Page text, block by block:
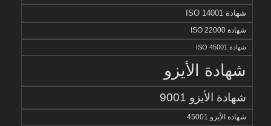
شهادة ISO 14001
شهادة ISO 22000
شهادة ISO 45001
شهادة الأيزو
شهادة الأيزو 9001
شهادة الأيزو 45001